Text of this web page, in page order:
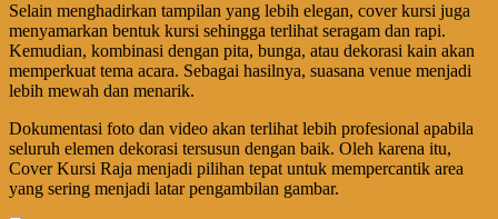
Selain menghadirkan tampilan yang lebih elegan, cover kursi juga
menyamarkan bentuk kursi sehingga terlihat seragam dan rapi.
Kemudian, kombinasi dengan pita, bunga, atau dekorasi kain akan
memperkuat tema acara. Sebagai hasilnya, suasana venue menjadi
lebih mewah dan menarik.
Dokumentasi foto dan video akan terlihat lebih profesional apabila
seluruh elemen dekorasi tersusun dengan baik. Oleh karena itu,
Cover Kursi Raja menjadi pilihan tepat untuk mempercantik area
yang sering menjadi latar pengambilan gambar.